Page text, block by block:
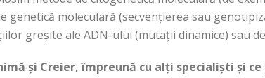
genetică moleculară (secvențierea sau
greșite ale ADN-ului (mutații dinamice) sau
și Creier, împreună cu alți specialiști și